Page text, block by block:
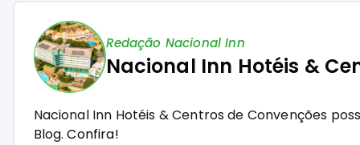
Redação Nacional Inn
Nacional Inn Hotéis &
Nacional Inn Hotéis & Centros de Convenções
Blog.Confira!